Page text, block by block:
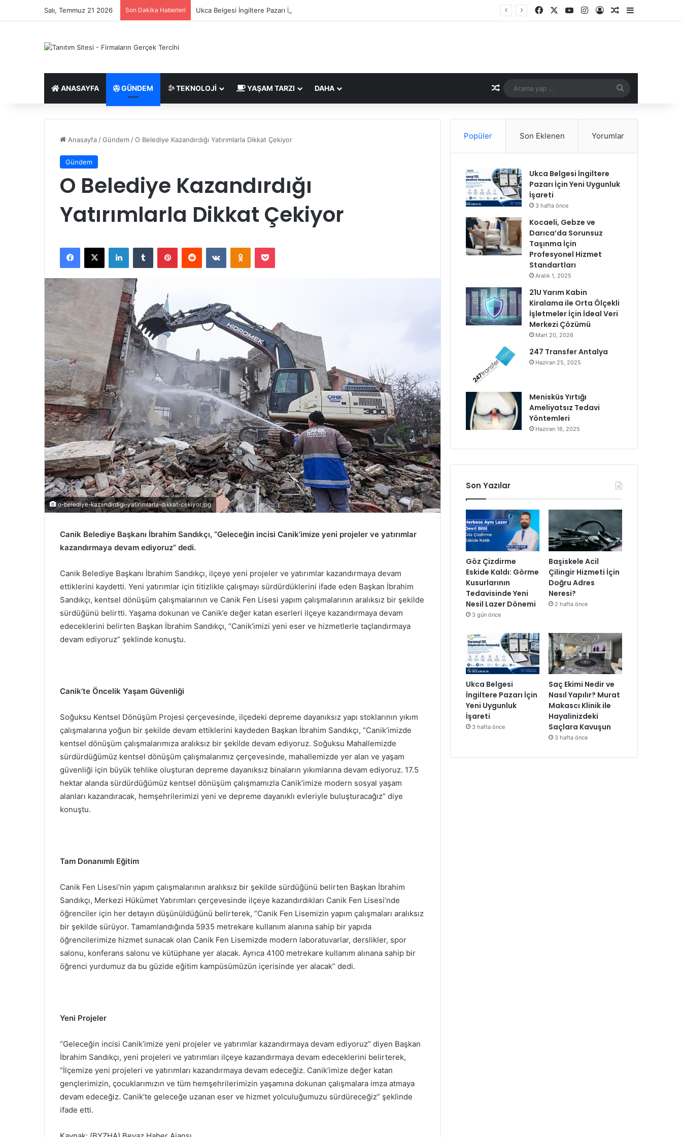
Salı, Temmuz 21 2026 Son Dakika Haberleri Ukca Belgesi İngiltere Pazarı İçin Yeni Uygunluk İşareti Facebook YouTubeInstagramKayıt OlRastgele Makale
ANASAYFA GÜNDEM TEKNOLOJI YAŞAM TARZI DAHA Rastgele Makale
yap
Anasayfa /Gündem /O Belediye Kazandırdığı Yatırımlarla Dikkat Çekiyor
Gündem
O Belediye Kazandırdığı
Yatırımlarla Dikkat Çekiyor
o-belediye-kazandirdigi-yatirimlarla-dikkat-cekiyor.jpg
Canik Belediye Başkanı İbrahim Sandıkçı, “Geleceğin incisi Canik’imize yeni projeler ve yatırımlar
kazandırmaya devam ediyoruz” dedi.
Canik Belediye Başkanı İbrahim Sandıkçı, ilçeye yeni projeler ve yatırımlar kazandırmaya devam
ettiklerini kaydetti. Yeni yatırımlar için titizlikle çalışmayı sürdürdüklerini ifade eden Başkan İbrahim
Sandıkçı, kentsel dönüşüm çalışmalarının ve Canik Fen Lisesi yapım çalışmalarının aralıksız bir şekilde
sürdüğünü belirtti. Yaşama dokunan ve Canik’e değer katan eserleri ilçeye kazandırmaya devam
edeceklerini belirten Başkan İbrahim Sandıkçı, “Canik’imizi yeni eser ve hizmetlerle taçlandırmaya
devam ediyoruz” şeklinde konuştu.
Canik’te Öncelik Yaşam Güvenliği
Soğuksu Kentsel Dönüşüm Projesi çerçevesinde, ilçedeki depreme dayanıksız yapı stoklarının yıkım
çalışmalarına yoğun bir şekilde devam ettiklerini kaydeden Başkan İbrahim Sandıkçı, “Canik’imizde
kentsel dönüşüm çalışmalarımıza aralıksız bir şekilde devam ediyoruz. Soğuksu Mahallemizde
sürdürdüğümüz kentsel dönüşüm çalışmalarımız çerçevesinde, mahallemizde yer alan ve yaşam
güvenliği için büyük tehlike oluşturan depreme dayanıksız binaların yıkımlarına devam ediyoruz. 17.5
hektar alanda sürdürdüğümüz kentsel dönüşüm çalışmamızla Canik’imize modern sosyal yaşam
alanları kazandıracak, hemşehrilerimizi yeni ve depreme dayanıklı evleriyle buluşturacağız” diye
konuştu.
Tam Donanımlı Eğitim
Canik Fen Lisesi’nin yapım çalışmalarının aralıksız bir şekilde sürdüğünü belirten Başkan İbrahim
Sandıkçı, Merkezi Hükümet Yatırımları çerçevesinde ilçeye kazandırdıkları Canik Fen Lisesi’nde
öğrenciler için her detayın düşünüldüğünü belirterek, “Canik Fen Lisemizin yapım çalışmaları aralıksız
bir şekilde sürüyor. Tamamlandığında 5935 metrekare kullanım alanına sahip bir yapıda
öğrencilerimize hizmet sunacak olan Canik Fen Lisemizde modern laboratuvarlar, derslikler, spor
salonu, konferans salonu ve kütüphane yer alacak. Ayrıca 4100 metrekare kullanım alınana sahip bir
öğrenci yurdumuz da bu güzide eğitim kampüsümüzün içerisinde yer alacak” dedi.
Yeni Projeler
“Geleceğin incisi Canik’imize yeni projeler ve yatırımlar kazandırmaya devam ediyoruz” diyen Başkan
İbrahim Sandıkçı, yeni projeleri ve yatırımları ilçeye kazandırmaya devam edeceklerini belirterek,
“İlçemize yeni projeleri ve yatırımları kazandırmaya devam edeceğiz. Canik’imize değer katan
gençlerimizin, çocuklarımızın ve tüm hemşehrilerimizin yaşamına dokunan çalışmalara imza atmaya
devam edeceğiz. Canik’te geleceğe uzanan eser ve hizmet yolculuğumuzu sürdüreceğiz” şeklinde
ifade etti.
Popüler Son Eklenen Yorumlar
Ukca Belgesi İngiltere
Pazarı İçin Yeni Uygunluk
İşareti
3 hafta önce
Kocaeli, Gebze ve
Darıca’da Sorunsuz
Taşınma İçin
Profesyonel Hizmet
Standartları
Aralık 1, 2025
21U Yarım Kabin
Kiralama ile Orta Ölçekli
İşletmeler İçin İdeal Veri
Merkezi Çözümü
Mart 20, 2026
247 Transfer Antalya
Haziran 25, 2025
Menisküs Yırtığı
Ameliyatsız Tedavi
Yöntemleri
Haziran 16, 2025
Son Yazılar
Göz Çizdirme
Eskide Kaldı: Görme
Kusurlarının
Tedavisinde Yeni
Nesil Lazer Dönemi
3 gün önce
Başiskele Acil
Çilingir Hizmeti İçin
Doğru Adres
Neresi?
2 hafta önce
Ukca Belgesi
İngiltere Pazarı İçin
Yeni Uygunluk
İşareti
3 hafta önce
Saç Ekimi Nedir ve
Nasıl Yapılır? Murat
Makascı Klinik ile
Hayalinizdeki
Saçlara Kavuşun
3 hafta önce